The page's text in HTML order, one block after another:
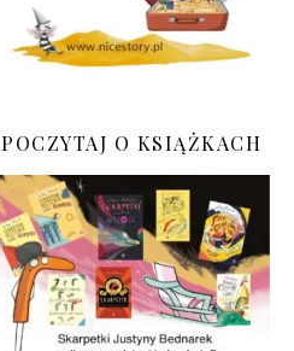
POCZYTAJ O KSIĄŻKACH